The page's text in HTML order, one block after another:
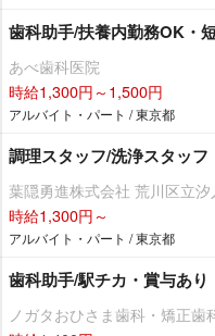
歯科助手/扶養内勤務OK・
あべ歯科医院
時給1,300円～1,500円
アルバイト・パート / 東京都
調理スタッフ/洗浄スタッ
葉隠勇進株式会社 荒川区立
時給1,300円～
アルバイト・パート / 東京都
歯科助手/駅チカ・賞与あり
ノガタおひさま歯科・矯正歯